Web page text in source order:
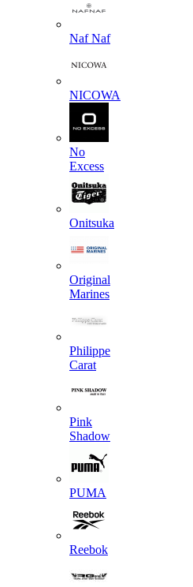
Naf Naf
NICOWA
No
Excess
Onitsuka
Original
Marines
Philippe
Carat
Pink
Shadow
PUMA
Reebok